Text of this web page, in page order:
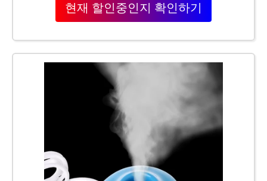
현재 할인중인지 확인하기